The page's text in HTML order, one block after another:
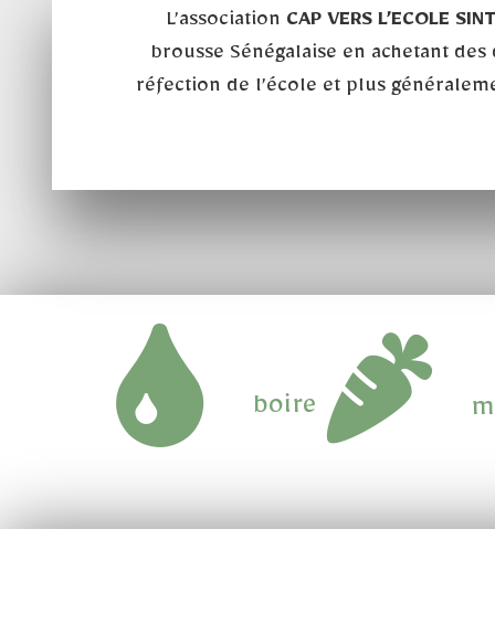
L’association CAP VERS L’ECOLE
brousse Sénégalaise en achetant
réfection de l’école et plus
boire